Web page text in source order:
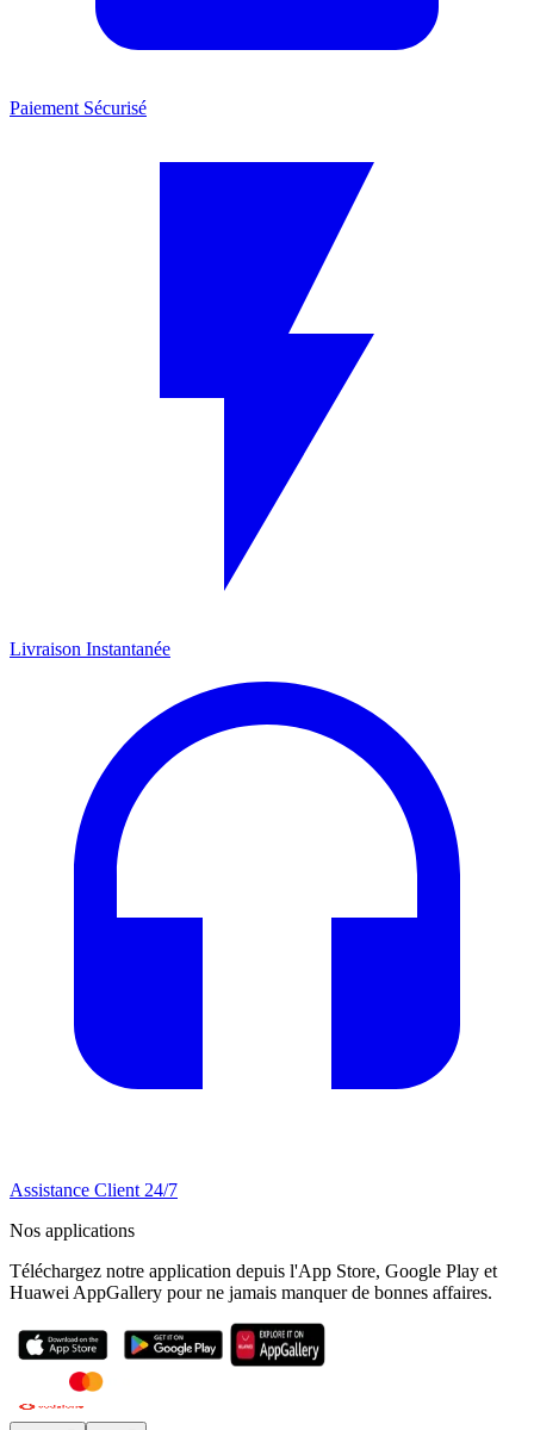
Paiement Sécurisé
Livraison Instantanée
Assistance Client 24/7
Nos applications
Téléchargez notre application depuis l'App Store, Google Play et
Huawei AppGallery pour ne jamais manquer de bonnes affaires.